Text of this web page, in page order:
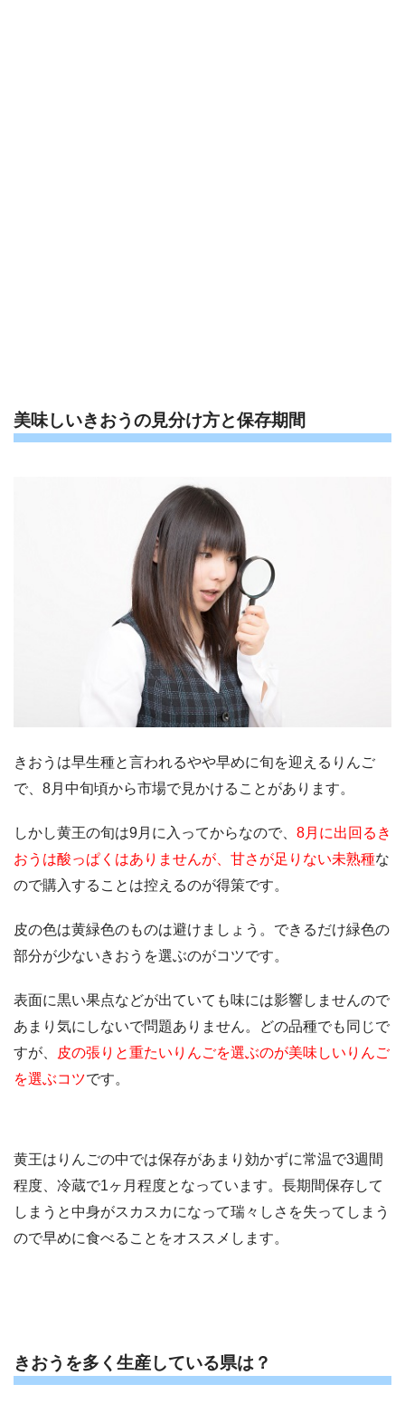
美味しいきおうの見分け方と保存期間
きおうは早生種と言われるやや早めに旬を迎えるりんご
で、8月中旬頃から市場で見かけることがあります。
しかし黄王の旬は9月に入ってからなので、 8月に出回るき
おうは酸っぱくはありませんが、甘さが足りない未熟種な
ので購入することは控えるのが得策です。
皮の色は黄緑色のものは避けましょう。できるだけ緑色の
部分が少ないきおうを選ぶのがコツです。
表面に黒い果点などが出ていても味には影響しませんので
あまり気にしないで問題ありません。どの品種でも同じで
すが、
皮の張りと重たいりんごを選ぶのが美味しいりんご
を選ぶコツです。
黄王はりんごの中では保存があまり効かずに常温で3週間
程度、冷蔵で1ヶ月程度となっています。長期間保存して
しまうと中身がスカスカになって瑞々しさを失ってしまう
ので早めに食べることをオススメします。
きおうを多く生産している県は？